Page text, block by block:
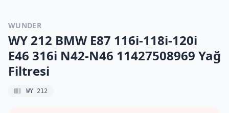
WUNDER
WY 212 BMW E87 116i-118i-120i
E46 316i N42-N46 11427508969 Yağ
Filtresi
WY 212